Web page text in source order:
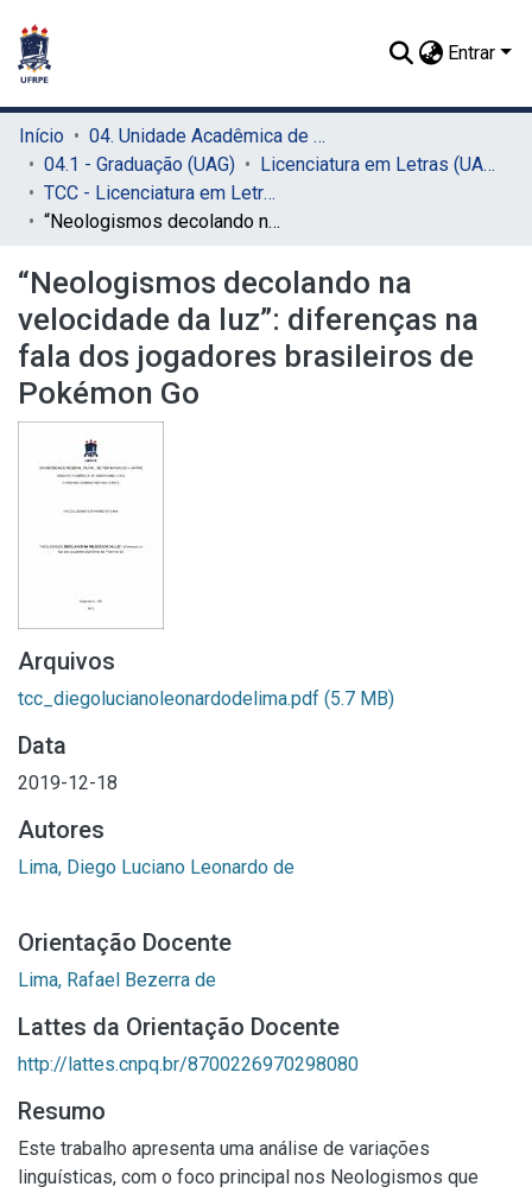
Entrar
Início
04. Unidade Acadêmica de Garanhuns (UAG)
04.1 - Graduação (UAG)
Licenciatura em Letras (UAG)
TCC - Licenciatura em Letras (UAG)
“Neologismos decolando na velocidade da luz”: diferenças na fala dos jogadores brasileiros de Pokémon Go
“Neologismos decolando na
velocidade da luz”: diferenças na
fala dos jogadores brasileiros de
Pokémon Go
Arquivos
tcc_diegolucianoleonardodelima.pdf (5.7 MB)
Data
2019-12-18
Autores
Lima, Diego Luciano Leonardo de
Orientação Docente
Lima, Rafael Bezerra de
Lattes da Orientação Docente
http://lattes.cnpq.br/8700226970298080
Resumo
Este trabalho apresenta uma análise de variações
linguísticas, com o foco principal nos Neologismos que